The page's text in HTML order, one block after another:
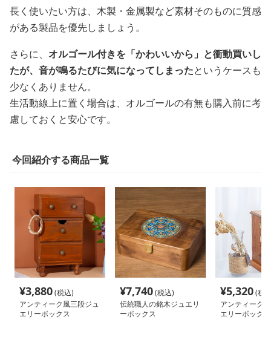
長く使いたい方は、木製・金属製など素材そのものに質感
がある製品を優先しましょう。
さらに、 オルゴール付きを「かわいいから」と衝動買いし
たが、音が鳴るたびに気になってしまったというケースも
少なくありません。
生活動線上に置く場合は、オルゴールの有無も購入前に考
慮しておくと安心です。
今回紹介する商品一覧
¥3,880(税込)
アンティーク風三段ジュ
エリーボックス
¥7,740(税込)
伝統職人の銘木ジュエリ
ーボックス
¥5,320(税
アンティーク
エリーボックス